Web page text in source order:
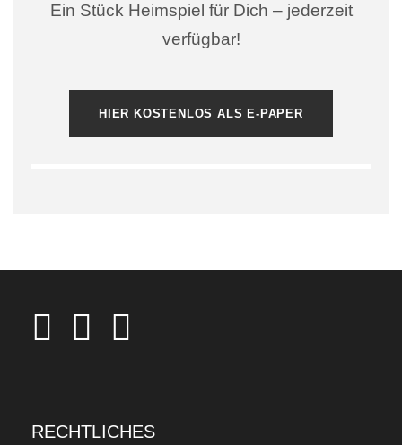
Ein Stück Heimspiel für Dich – jederzeit
verfügbar!
HIER KOSTENLOS ALS E-PAPER
RECHTLICHES